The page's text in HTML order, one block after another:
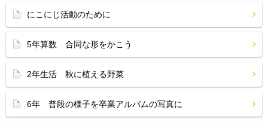
にこにじ活動のために
5年算数 合同な形をかこう
2年生活 秋に植える野菜
6年 普段の様子を卒業アルバムの写真に